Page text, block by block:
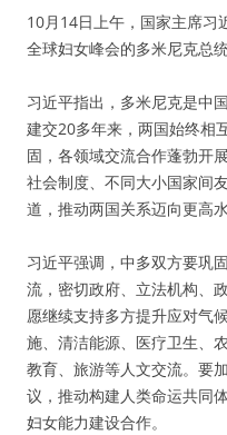
10月14日上午，国家主席习
全球妇女峰会的多米尼克总统
习近平指出，多米尼克是中
建交20多年来，两国始终相
固，各领域交流合作蓬勃开
社会制度、不同大小国家间
道，推动两国关系迈向更高
习近平强调，中多双方要巩
流，密切政府、立法机构、
愿继续支持多方提升应对气
施、清洁能源、医疗卫生、
教育、旅游等人文交流。要
议，推动构建人类命运共同
妇女能力建设合作。